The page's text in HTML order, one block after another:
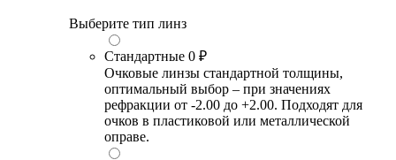
Выберите тип линз
Стандартные 0 ₽
Очковые линзы стандартной толщины,
оптимальный выбор – при значениях
рефракции от -2.00 до +2.00. Подходят для
очков в пластиковой или металлической
оправе.